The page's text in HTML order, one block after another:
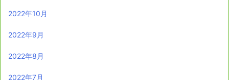
2022年10月
2022年9月
2022年8月
2022年7月